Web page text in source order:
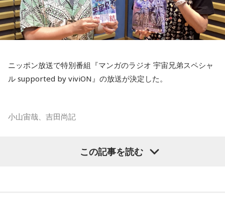
ニッポン放送で特別番組『マンガのラジオ 宇宙兄弟スペシャ
ル supported by viviON』の放送が決定した。
小山宙哉、吉田尚記
パーソナリティを務め、漫画にまつわるゲストを迎えるポッ
この記事を読む